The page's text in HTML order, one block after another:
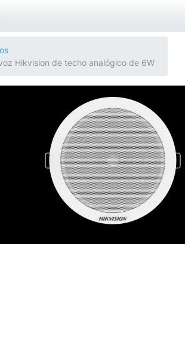
Hikvision de techo analógico de 6W